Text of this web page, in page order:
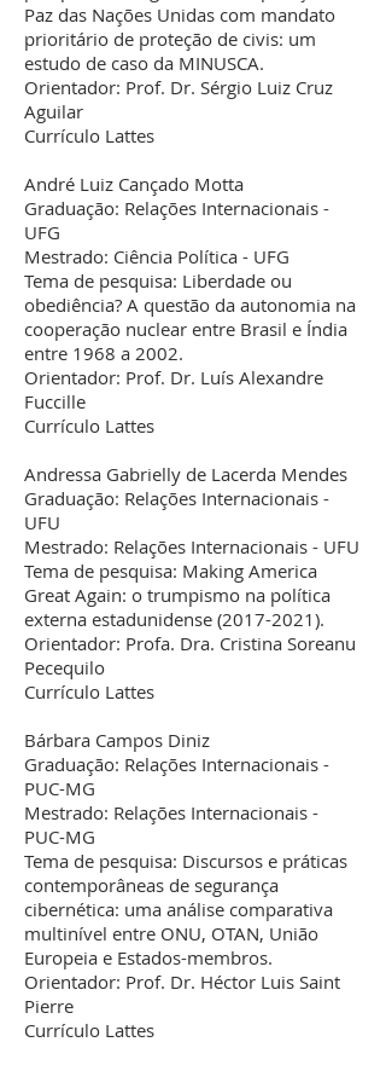
Paz das Nações Unidas com mandato
prioritário de proteção de civis: um
estudo de caso da MINUSCA.
Orientador: Prof. Dr. Sérgio Luiz Cruz
Aguilar
Currículo Lattes
André Luiz Cançado Motta
Graduação: Relações Internacionais -
UFG
Mestrado: Ciência Política - UFG
Tema de pesquisa: Liberdade ou
obediência? A questão da autonomia na
cooperação nuclear entre Brasil e Índia
entre 1968 a 2002.
Orientador: Prof. Dr. Luís Alexandre
Fuccille
Currículo Lattes
Andressa Gabrielly de Lacerda Mendes
Graduação: Relações Internacionais -
UFU
Mestrado: Relações Internacionais - UFU
Tema de pesquisa: Making America
Great Again: o trumpismo na política
externa estadunidense (2017-2021).
Orientador: Profa. Dra. Cristina Soreanu
Pecequilo
Currículo Lattes
Bárbara Campos Diniz
Graduação: Relações Internacionais -
PUC-MG
Mestrado: Relações Internacionais -
PUC-MG
Tema de pesquisa: Discursos e práticas
contemporâneas de segurança
cibernética: uma análise comparativa
multinível entre ONU, OTAN, União
Europeia e Estados-membros.
Orientador: Prof. Dr. Héctor Luis Saint
Pierre
Currículo Lattes